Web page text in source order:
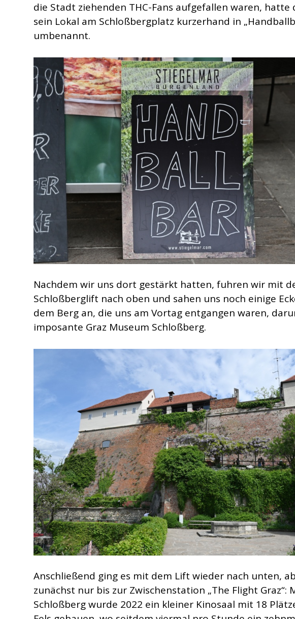
die Stadt ziehenden THC-Fans aufgefallen waren, hatte
sein Lokal am Schloßbergplatz kurzerhand in
umbenannt.
Nachdem wir uns dort gestärkt hatten, fuhren wir mit
Schloßberglift nach oben und sahen uns noch einige
dem Berg an, die uns am Vortag entgangen waren,
imposante Graz Museum Schloßberg.
Anschließend ging es mit dem Lift wieder nach unten,
zunächst nur bis zur Zwischenstation „The Flight Graz“:
Schloßberg wurde 2022 ein kleiner Kinosaal mit 18